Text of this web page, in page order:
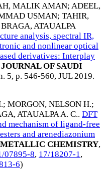
MALIK AMAN; ADEEL,
USMAN; TAHIR,
ATAUALPA
analysis, spectral IR,
and nonlinear optical
derivatives: Interplay
JOURNAL OF SAUDI
5, p. 546-560, JUL 2019.
; MORGON, NELSON H.;
ATAUALPA A. C.. DFT
mechanism of ligand-free
and arenediazonium
CHEMISTRY,
07895-8, 17/18207-1,
6)